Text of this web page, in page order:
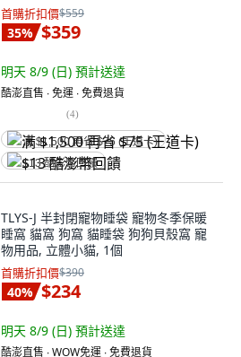
首購折扣價$559
35% $359
明天 8/9 (日) 預計送達
酷澎直售 ∙ 免運 ∙ 免費退貨
(4)
满 $1,500 再省 $75 (王道卡)
$13 酷澎幣回饋
TLYS-J 半封閉寵物睡袋 寵物冬季保暖
睡窩 貓窩 狗窩 貓睡袋 狗狗貝殼窩 寵
物用品, 立體小貓, 1個
首購折扣價$390
40% $234
明天 8/9 (日) 預計送達
酷澎直售 ∙ WOW免運 ∙ 免費退貨